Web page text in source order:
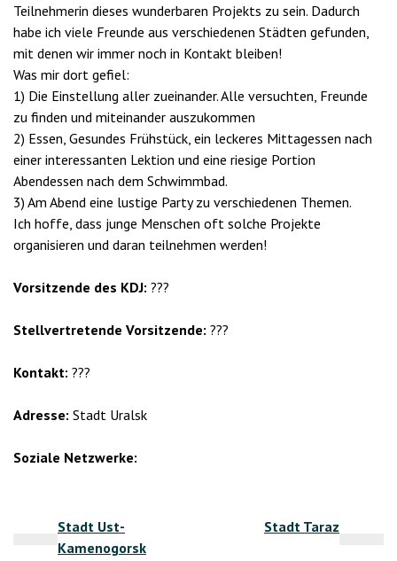
Teilnehmerin dieses wunderbaren Projekts zu sein. Dadurch
habe ich viele Freunde aus verschiedenen Städten gefunden,
mit denen wir immer noch in Kontakt bleiben!
Was mir dort gefiel:
1) Die Einstellung aller zueinander. Alle versuchten, Freunde
zu finden und miteinander auszukommen
2) Essen, Gesundes Frühstück, ein leckeres Mittagessen nach
einer interessanten Lektion und eine riesige Portion
Abendessen nach dem Schwimmbad.
3) Am Abend eine lustige Party zu verschiedenen Themen.
Ich hoffe, dass junge Menschen oft solche Projekte
organisieren und daran teilnehmen werden!
Vorsitzende des KDJ: ???
Stellvertretende Vorsitzende: ???
Kontakt: ???
Adresse: Stadt Uralsk
Soziale Netzwerke:
Stadt Ust-
Kamenogorsk
Stadt Taraz